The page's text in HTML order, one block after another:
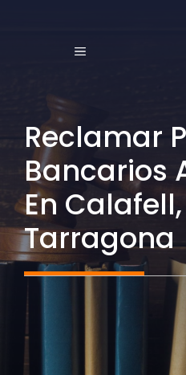
MENÚ
Reclamar
Bancarios
En Calafell,
Tarragona